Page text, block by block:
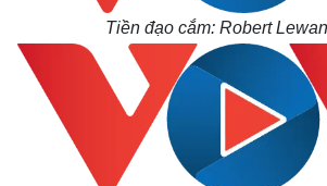
Kinh tế
Bất động sản
Khởi nghiệp
Thị trường
Giá vàng
Tiêu dùng
Tỷ giá
Tiền đạo cắm: Robert